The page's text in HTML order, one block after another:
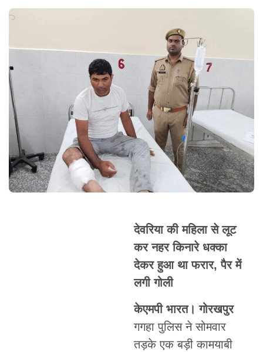
देवरिया की महिला से लूट
कर नहर किनारे धक्का
देकर हुआ था फरार, पैर में
लगी गोली
केएमपी भारत। गोरखपुर
गगहा पुलिस ने सोमवार
तड़के एक बड़ी कामयाबी